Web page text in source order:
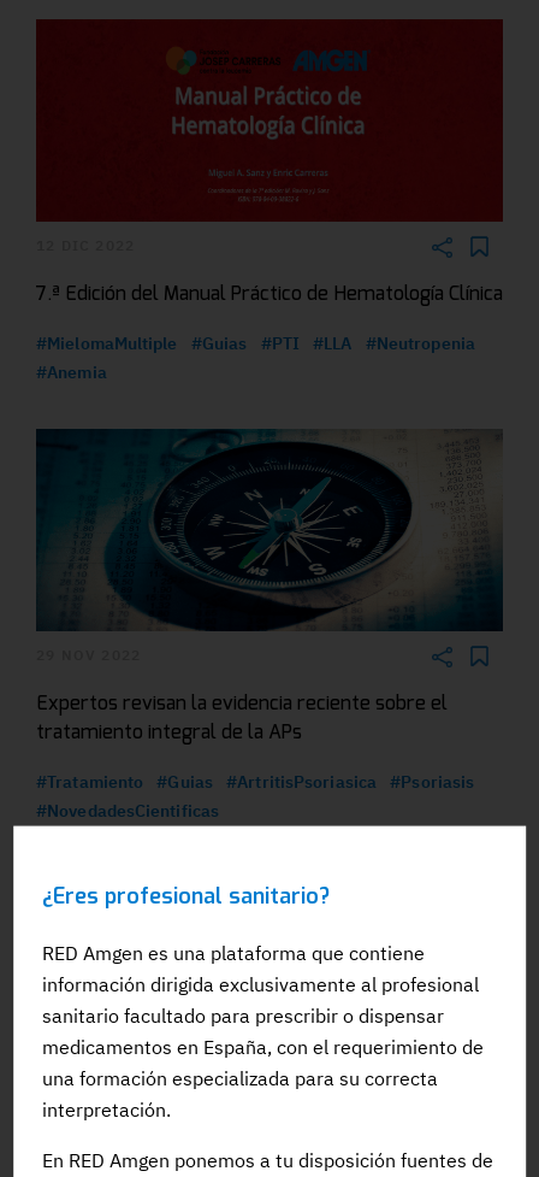
¿Eres profesional sanitario?
RED Amgen es una plataforma que contiene
información dirigida exclusivamente al profesional
sanitario facultado para prescribir o dispensar
medicamentos en España, con el requerimiento de
una formación especializada para su correcta
interpretación.
En RED Amgen ponemos a tu disposición fuentes de
7.ª Edición del Manual Práctico de Hematología Clínica
#MielomaMultiple #Guias #PTI #LLA
#Neutropenia
#Anemia
Expertos revisan la evidencia reciente sobre el
tratamiento integral de la APs
#Tratamiento #Guias #ArtritisPsoriasica
#Psoriasis
#NovedadesCientificas
debe abordar todos los dominios activos de la